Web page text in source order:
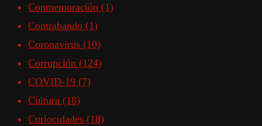
Conmemoración (1)
Contrabando (1)
Coronavirus (10)
Corrupción (124)
COVID-19 (7)
Cultura (18)
Curiocidades (18)